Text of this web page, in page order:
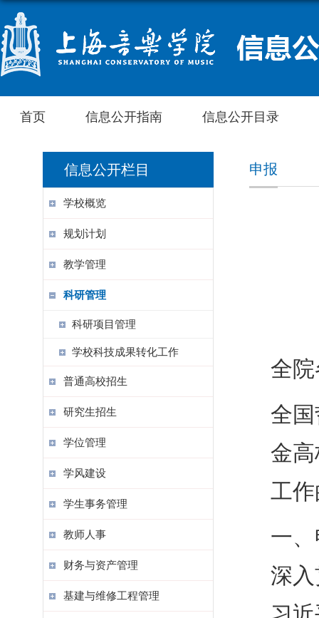
首页 信息公开指南 信息公开目录
信息公开栏目
学校概览
规划计划
教学管理
科研管理
科研项目管理
学校科技成果转化工作
普通高校招生
研究生招生
学位管理
学风建设
学生事务管理
教师人事
财务与资产管理
基建与维修工程管理
申报
全
全
金
工
一
深